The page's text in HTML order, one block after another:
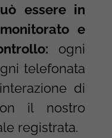
essere in
e
ogni
telefonata
di
il nostro
registrata.